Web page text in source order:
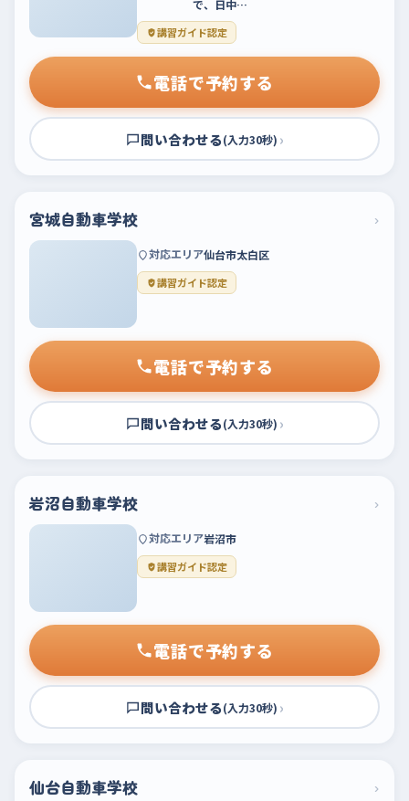
で、日中…
講習ガイド認定
電話で予約する
問い合わせる(入力30秒) ›
宮城自動車学校 ›
対応エリア仙台市太白区
講習ガイド認定
電話で予約する
問い合わせる(入力30秒) ›
岩沼自動車学校 ›
対応エリア岩沼市
講習ガイド認定
電話で予約する
問い合わせる(入力30秒) ›
仙台自動車学校 ›